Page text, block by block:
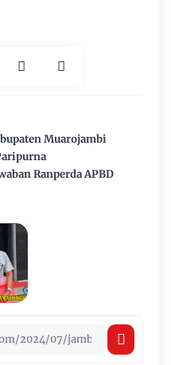
Muarojambi
Ranperda APBD